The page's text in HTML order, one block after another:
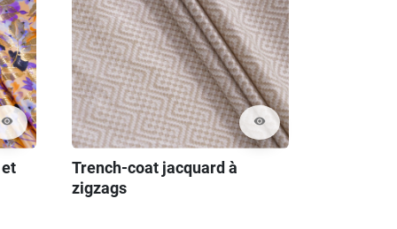
visibility visibility
Trench-coat jacquard à
zigzags